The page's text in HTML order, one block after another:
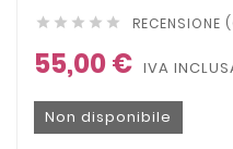
     RECENSIONE
55,00 € IVA
Non disponibile